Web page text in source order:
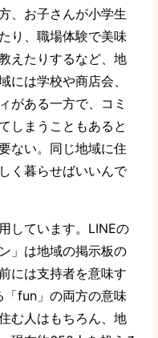
、お子さんが小学生
り、職場体験で美味
えたりするなど、地
には学校や商店会、
がある一方で、コミ
しまうこともあると
ない。同じ地域に住
く暮らせばいいんで
しています。LINEの
」は地域の掲示板の
には支持者を意味す
fun」の両方の意味
む人はもちろん、地